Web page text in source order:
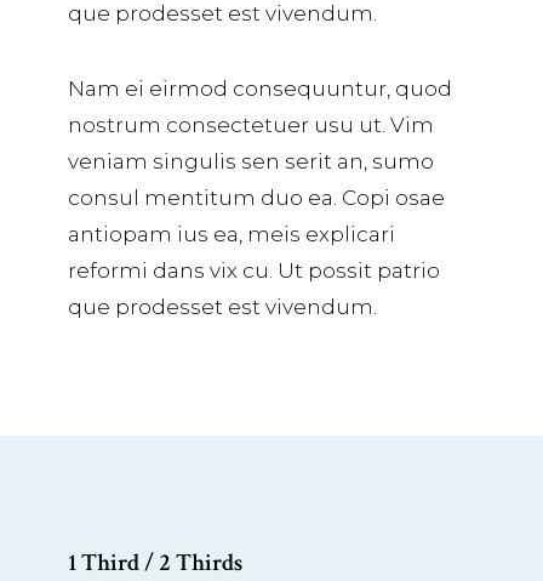
que prodesset est vivendum.
Nam ei eirmod consequuntur, quod
nostrum consectetuer usu ut. Vim
veniam singulis sen serit an, sumo
consul mentitum duo ea. Copi osae
antiopam ius ea, meis explicari
reformi dans vix cu. Ut possit patrio
que prodesset est vivendum.
1 Third / 2 Thirds